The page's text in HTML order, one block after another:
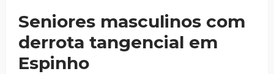
Seniores masculinos com
derrota tangencial em
Espinho